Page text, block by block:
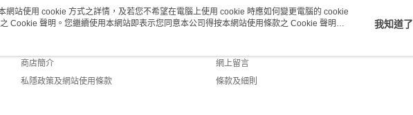
關於我們
商店簡介
私隱政策及網站使用條款
客戶服務
網上留言
條款及細則
網站使用 cookie 方式之詳情，及若您不希望在電腦上使用 cookie 時應如何變更電腦的 cookie
之 Cookie 聲明。您繼續使用本網站即表示您同意本公司得按本網站使用條款之 Cookie 聲明使
我知道了